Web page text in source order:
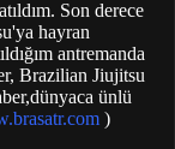
Son derece
hayran
antremanda
Brazilian Jiujitsu
dünyaca ünlü
)